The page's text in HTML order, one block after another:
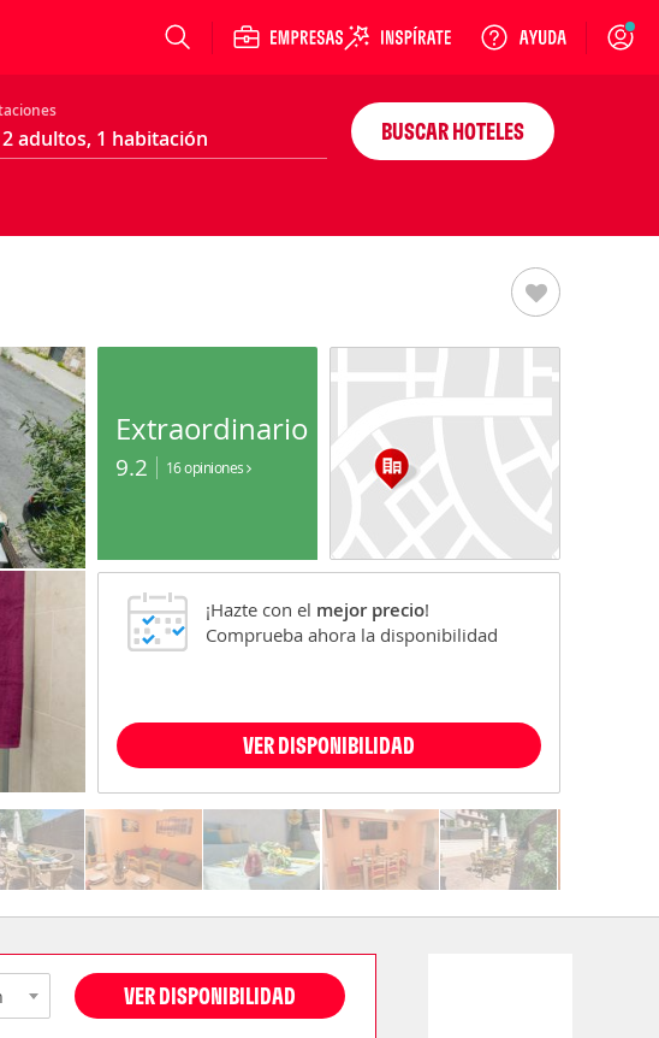
Login
BUSCAR HOTELES
Extraordinario
9.2 16 opiniones
¡Hazte con el mejor precio!
Comprueba ahora la disponibilidad
VER DISPONIBILIDAD
VER DISPONIBILIDAD